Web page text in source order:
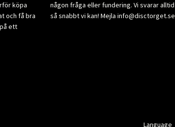
köpa
och få bra
ett
någon fråga eller fundering. Vi svarar alltid
så snabbt vi kan! Mejla info@disctorget.se
Language